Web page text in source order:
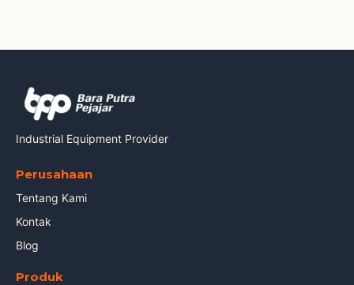
Industrial Equipment Provider
Perusahaan
Tentang Kami
Kontak
Blog
Produk